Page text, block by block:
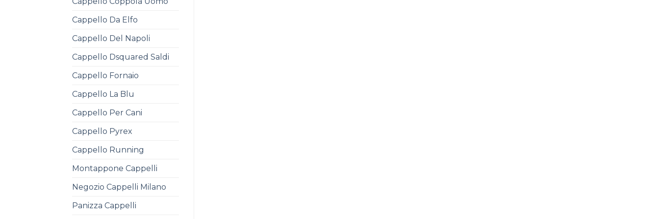
Cappello Da Elfo
Cappello Del Napoli
Cappello Dsquared Saldi
Cappello Fornaio
Cappello La Blu
Cappello Per Cani
Cappello Pyrex
Cappello Running
Montappone Cappelli
Negozio Cappelli Milano
Panizza Cappelli